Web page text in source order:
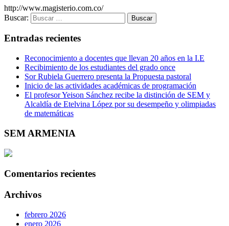
http://www.magisterio.com.co/
Buscar:
Entradas recientes
Reconocimiento a docentes que llevan 20 años en la I.E
Recibimiento de los estudiantes del grado once
Sor Rubiela Guerrero presenta la Propuesta pastoral
Inicio de las actividades académicas de programación
El profesor Yeison Sánchez recibe la distinción de SEM y
Alcaldía de Etelvina López por su desempeño y olimpiadas
de matemáticas
SEM ARMENIA
Comentarios recientes
Archivos
febrero 2026
enero 2026